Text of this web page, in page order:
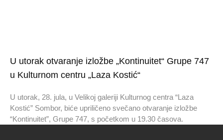
U utorak otvaranje izložbe „Kontinuitet“ Grupe 747
u Kulturnom centru „Laza Kostić“
U utorak, 28. jula, u Velikoj galeriji Kulturnog centra “Laza
Kostić” Sombor, biće upriličeno svečano otvaranje izložbe
“Kontinuitet”, Grupe 747, s početkom u 19.30 časova.